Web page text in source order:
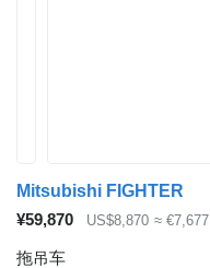
Mitsubishi FIGHTER
¥59,870
US$8,870 ≈ €7,677
拖吊车